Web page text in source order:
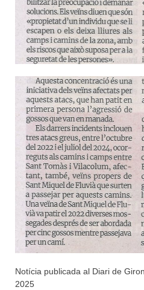
Notícia publicada al Diari de
2025